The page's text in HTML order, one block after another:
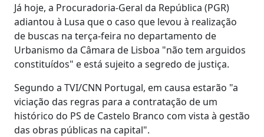
Já hoje, a Procuradoria-Geral da República (PGR)
adiantou à Lusa que o caso que levou à realização
de buscas na terça-feira no departamento de
Urbanismo da Câmara de Lisboa "não tem arguidos
constituídos" e está sujeito a segredo de justiça.
Segundo a TVI/CNN Portugal, em causa estarão "a
viciação das regras para a contratação de um
histórico do PS de Castelo Branco com vista à gestão
das obras públicas na capital".